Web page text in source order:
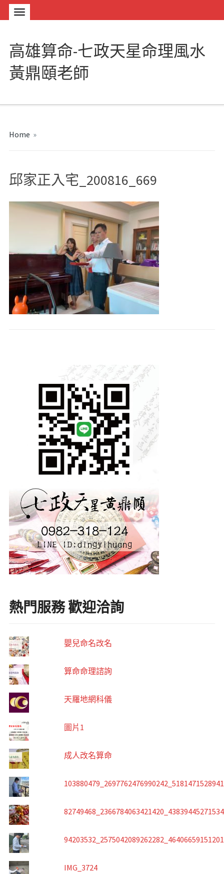
高雄算命-七政天星命理風水
黃鼎頤老師
Home »
邱家正入宅_200816_669
熱門服務 歡迎洽詢
嬰兒命名改名
算命命理諮詢
天羅地網科儀
圖片1
成人改名算命
IMG_3724